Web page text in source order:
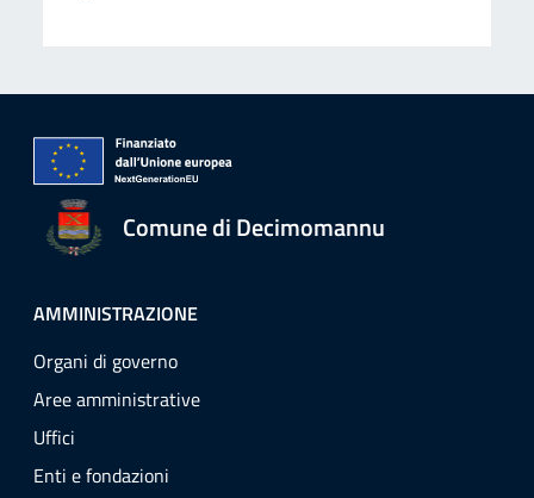
Comune di Decimomannu
AMMINISTRAZIONE
Organi di governo
Aree amministrative
Uffici
Enti e fondazioni